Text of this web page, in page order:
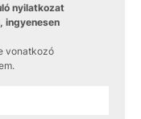
nyilatkozat
ingyenesen
vonatkozó